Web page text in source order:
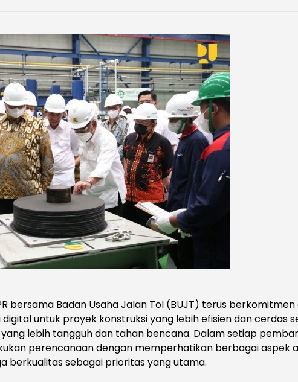
bersama Badan Usaha Jalan Tol (BUJT) terus
untuk proyek konstruksi yang lebih efisien dan cerdas
lebih tangguh dan tahan bencana. Dalam setiap
perencanaan dengan memperhatikan berbagai aspek
berkualitas sebagai prioritas yang utama.